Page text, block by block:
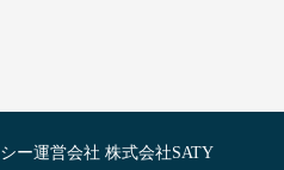
ー運営会社 株式会社SATY